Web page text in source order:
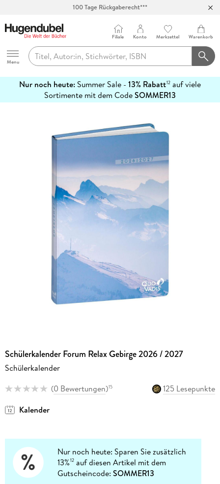
100 Tage Rückgaberecht***
Hugendubel
Menu
Filiale Konto Merkzettel Warenkorb
Nur noch heute: Summer Sale - 13% Rabatt12 auf viele
Sortimente mit dem CodeSOMMER13
erfahren
Schülerkalender Forum Relax Gebirge 2026 / 2027
Schülerkalender
(0 Bewertungen)15
125 Lesepunkte
Kalender
Nur noch heute: Sparen Sie zusätzlich
13%12 auf diesen Artikel mit dem
Gutscheincode:SOMMER13